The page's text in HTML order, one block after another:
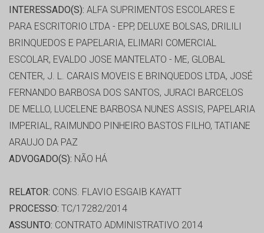
INTERESSADO(S): ALFA SUPRIMENTOS ESCOLARES E
PARA ESCRITORIO LTDA - EPP, DELUXE BOLSAS, DRILILI
BRINQUEDOS E PAPELARIA, ELIMARI COMERCIAL
ESCOLAR, EVALDO JOSE MANTELATO - ME, GLOBAL
CENTER, J. L. CARAIS MOVEIS E BRINQUEDOS LTDA, JOSÉ
FERNANDO BARBOSA DOS SANTOS, JURACI BARCELOS
DE MELLO, LUCELENE BARBOSA NUNES ASSIS, PAPELARIA
IMPERIAL, RAIMUNDO PINHEIRO BASTOS FILHO, TATIANE
ARAUJO DA PAZ
ADVOGADO(S): NÃO HÁ
RELATOR: CONS. FLAVIO ESGAIB KAYATT
PROCESSO: TC/17282/2014
ASSUNTO: CONTRATO ADMINISTRATIVO 2014